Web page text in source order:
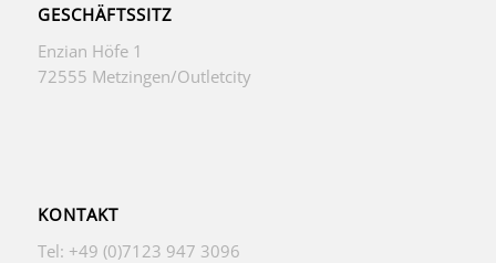
GESCHÄFTSSITZ
Enzian Höfe 1
72555 Metzingen/Outletcity
KONTAKT
Tel: +49 (0)7123 947 3096